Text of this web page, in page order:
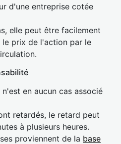
d'une entreprise cotée
elle peut être facilement
prix de l'action par le
en aucun cas associé
retardés, le retard peut
à plusieurs heures.
proviennent de la base